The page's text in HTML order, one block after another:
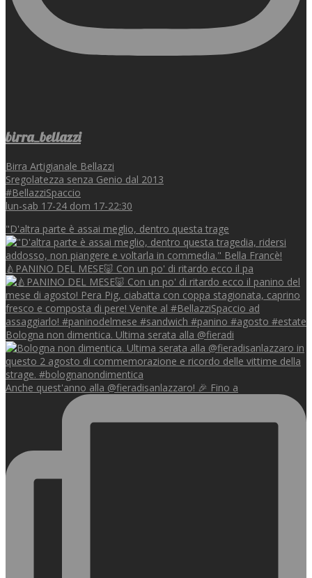
birra_bellazzi
Birra Artigianale Bellazzi
Sregolatezza senza Genio dal 2013
#BellazziSpaccio
lun-sab 17-24 dom 17-22:30
"D'altra parte è assai meglio, dentro questa trage
🍐PANINO DEL MESE🐷 Con un po' di ritardo ecco il pa
Bologna non dimentica. Ultima serata alla @fieradi
Anche quest'anno alla @fieradisanlazzaro! 🎉 Fino a